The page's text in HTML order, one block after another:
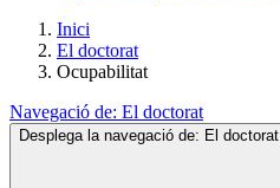
Inici
El doctorat
Ocupabilitat
Navegació de: El doctorat
Desplega la navegació de: El doctorat